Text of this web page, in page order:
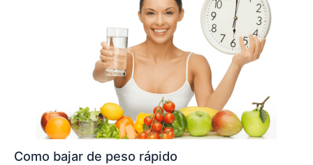
Como bajar de peso rápido